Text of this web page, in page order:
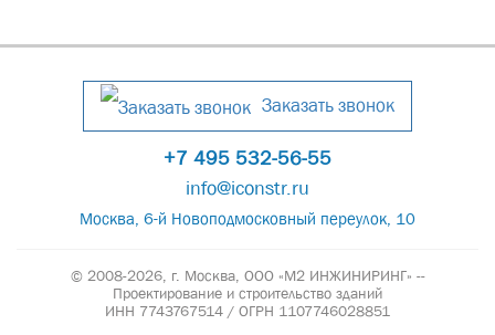
Заказать звонок
+7 495 532-56-55
info@iconstr.ru
Москва, 6-й Новоподмосковный переулок, 10
© 2008-2026, г. Москва, ООО «М2 ИНЖИНИРИНГ» --
Проектирование и строительство зданий
ИНН 7743767514 / ОГРН 1107746028851